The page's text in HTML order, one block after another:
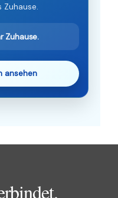
Zuhause.
Zuhause.
ansehen